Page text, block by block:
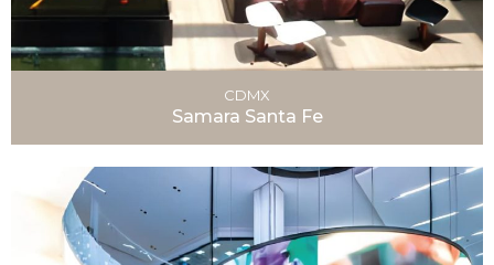
CDMX
Samara Santa Fe